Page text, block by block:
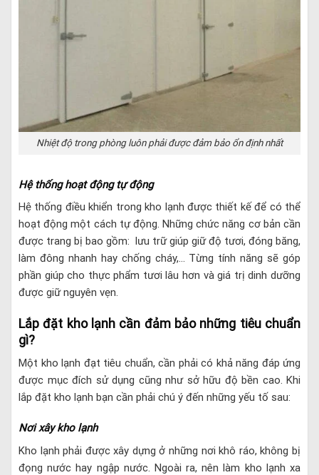
Nhiệt độ trong phòng luôn phải được đảm bảo ổn định nhất
Hệ thống hoạt động tự động
Hệ thống điều khiển trong kho lạnh được thiết kế để có thể
hoạt động một cách tự động. Những chức năng cơ bản cần
được trang bị bao gồm: lưu trữ giúp giữ độ tươi, đóng băng,
làm đông nhanh hay chống cháy,… Từng tính năng sẽ góp
phần giúp cho thực phẩm tươi lâu hơn và giá trị dinh dưỡng
được giữ nguyên vẹn.
Lắp đặt kho lạnh cần đảm bảo những tiêu chuẩn
gì?
Một kho lạnh đạt tiêu chuẩn, cần phải có khả năng đáp ứng
được mục đích sử dụng cũng như sở hữu độ bền cao. Khi
lắp đặt kho lạnh bạn cần phải chú ý đến những yếu tố sau:
Nơi xây kho lạnh
Kho lạnh phải được xây dựng ở những nơi khô ráo, không bị
đọng nước hay ngập nước. Ngoài ra, nên làm kho lạnh xa